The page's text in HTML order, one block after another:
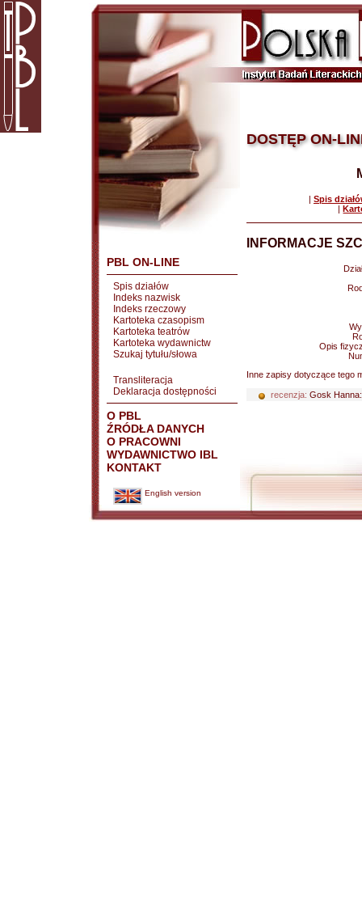
PBL ON-LINE
Spis działów
Indeks nazwisk
Indeks rzeczowy
Kartoteka czasopism
Kartoteka teatrów
Kartoteka wydawnictw
Szukaj tytułu/słowa
Transliteracja
Deklaracja dostępności
O PBL
ŹRÓDŁA DANYCH
O PRACOWNI
WYDAWNICTWO IBL
KONTAKT
English version
DOSTĘP ON-
| Spis
|
INFORMACJE
Opis
Inne zapisy dotyczące tego
recenzja: Gosk